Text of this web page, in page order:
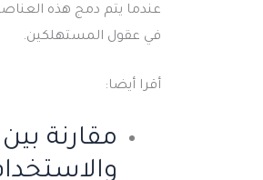
عندما يتم دمج هذه
في عقول المستهلكين.
أقرا أيضا:
مقارنة